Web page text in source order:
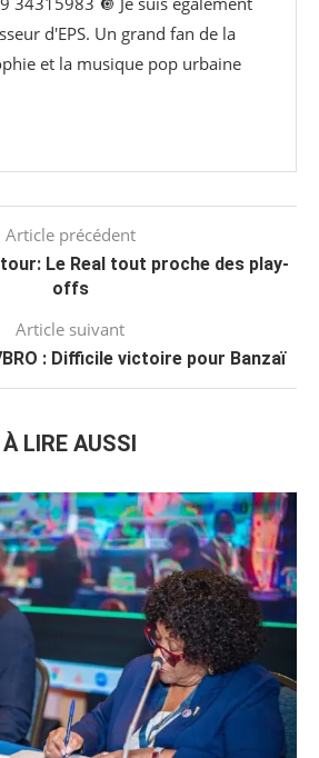
d'EPS. Un grand fan de la
et la musique pop urbaine
Article précédent
Le Real tout proche des play-
offs
Article suivant
: Difficile victoire pour Banzaï
À LIRE AUSSI